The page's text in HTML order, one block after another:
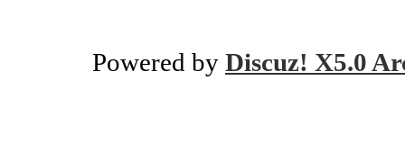
Powered by Discuz! X5.0